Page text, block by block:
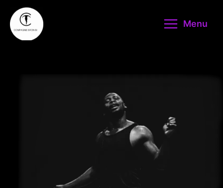
contenu
Menu